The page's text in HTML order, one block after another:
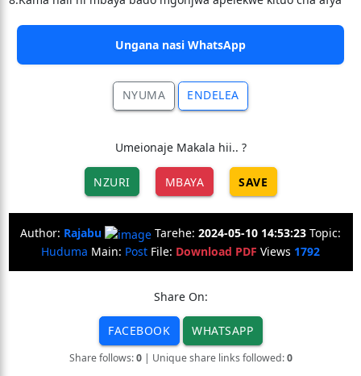
Ungana nasi WhatsApp
NYUMA ENDELEA
Umeionaje Makala hii.. ?
NZURI MBAYA SAVE
Author: Rajabu Tarehe: 2024-05-10 14:53:23 Topic:
Huduma Main: Post File: Download PDF Views 1792
Share On:
FACEBOOK WHATSAPP
Share follows:0| Unique share links followed:0